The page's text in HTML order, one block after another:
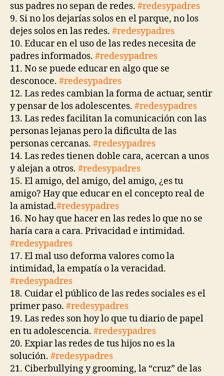
sus padres no sepan de redes. #redesypadres
9. Si no los dejarías solos en el parque, no los
dejes solos en las redes. #redesypadres
10. Educar en el uso de las redes necesita de
padres informados. #redesypadres
11. No se puede educar en algo que se
desconoce. #redesypadres
12. Las redes cambian la forma de actuar, sentir
y pensar de los adolescentes. #redesypadres
13. Las redes facilitan la comunicación con las
personas lejanas pero la dificulta de las
personas cercanas. #redesypadres
14. Las redes tienen doble cara, acercan a unos
y alejan a otros. #redesypadres
15. El amigo, del amigo, del amigo, ¿es tu
amigo? Hay que educar en el concepto real de
la amistad.#redesypadres
16. No hay que hacer en las redes lo que no se
haría cara a cara. Privacidad e intimidad.
#redesypadres
17. El mal uso deforma valores como la
intimidad, la empatía o la veracidad.
#redesypadres
18. Cuidar el público de las redes sociales es el
primer paso. #redesypadres
19. Las redes son hoy lo que tu diario de papel
en tu adolescencia. #redesypadres
20. Expiar las redes de tus hijos no es la
solución. #redesypadres
21. Ciberbullying y grooming, la “cruz” de las